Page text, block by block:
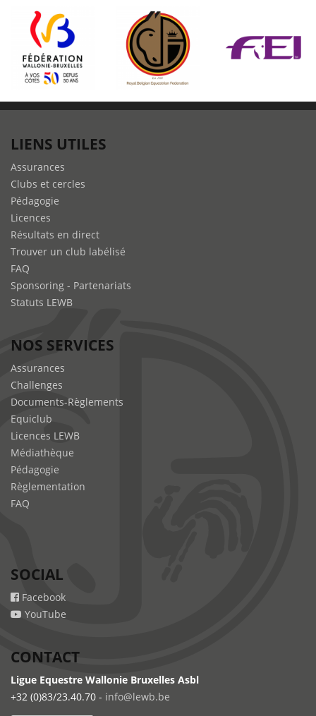
LIENS UTILES
Assurances
Clubs et cercles
Pédagogie
Licences
Résultats en direct
Trouver un club labélisé
FAQ
Sponsoring - Partenariats
Statuts LEWB
NOS SERVICES
Assurances
Challenges
Documents-Règlements
Equiclub
Licences LEWB
Médiathèque
Pédagogie
Règlementation
FAQ
SOCIAL
Facebook
YouTube
CONTACT
Ligue Equestre Wallonie Bruxelles Asbl
+32 (0)83/23.40.70 - info@lewb.be